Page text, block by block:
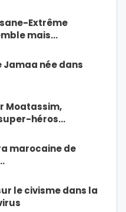
Extrême
mais…
Jamaa née dans
Moatassim,
héros…
marocaine de
le civisme dans la